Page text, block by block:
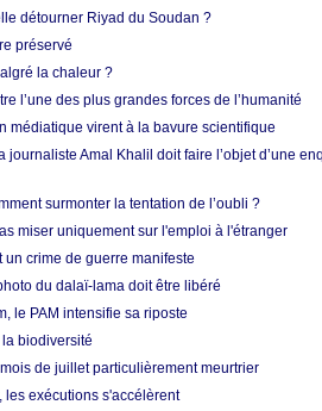
détourner Riyad du Soudan ?
préservé
la chaleur ?
l’une des plus grandes forces de l’humanité
médiatique virent à la bavure scientifique
Amal Khalil doit faire l’objet d’une
surmonter la tentation de l’oubli ?
miser uniquement sur l'emploi à l'étranger
un crime de guerre manifeste
du dalaï-lama doit être libéré
le PAM intensifie sa riposte
biodiversité
de juillet particulièrement meurtrier
les exécutions s'accélèrent